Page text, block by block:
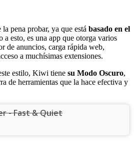
pena probar, ya que está basado en el
a esto, es una app que otorga varios
de anuncios, carga rápida web,
a muchísimas extensiones.
estilo, Kiwi tiene su Modo Oscuro,
de herramientas que la hace efectiva y
- Fast & Quiet